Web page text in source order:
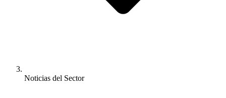
Noticias del Sector